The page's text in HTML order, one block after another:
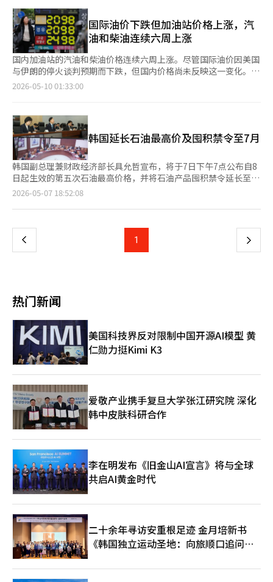
性，本周维持第六次石油最高价格不变。政府将全力以赴稳定和恢
复民生经济，同时积极准备战争后的经济正常化和大跃进。” 会
议上讨论了民生物价稳定及减轻市民负担的方案。政府计划投入1
万亿韩元用于农产品、海产品的折扣、减轻基本生活费用负担以及
支持受高油价影响的小商户，目标是在下半年将消费者物价上涨率
控制在3%以内。 作为其中一部分，政府将在7月至8月期间开展历
史上最大规模的农产品、海产品支持项目的折扣活动。为了稳定鸡
蛋价格，还决定将新鲜鸡蛋的进口量扩大至六倍，额外进口2亿
主要公共费用，并将LPG丁烷销售附加税临时免除至年底。使用煤
油和LPG的能源补助家庭将额外获得14万7000韩元的补助。 为了
支持受高油价影响的小商户，政府将“希望Dream”小商户贷款
规模从原来的1.5万亿韩元增加至3万亿韩元，翻倍增加。同时，将
加强对良心价格商户的额外折扣和现金返还等激励措施。 具副总
理表示：“今天将公布的高物价应对方案之后，针对高汇率造成的
中小企业损失的支持对策也将尽快制定并公布。”
压力也在加大。”他表示：“政府将以高度警觉，努力维护市场秩
序，尽最大努力实现物价稳定和减轻民生负担。” 政府决定于22
日0时起实施的第六次石油最高价格，将于当天下午7时公布。具副
总理解释称：“将综合考虑国际油价走势和民生、财政负担等因素
作出决定。” 原定于本月底结束的油税减免措施也将延长至7月
底。此举旨在尽量减轻因中东战争长期化导致的国际油价波动带来
的油费负担。 会议上还讨论了加强物价稳定措施实效性的方法。
政府决定推动修订物价稳定法，以加强对违反物价稳定措施的处罚
价稳定法，以更迅速地流通供需紧张的商品，并彻底追缴非法收
益，从而提高物价稳定措施的实效性。” 政府计划在发现违反物
价稳定措施的情况下，施加处置命令和强制执行罚款，并在紧急供
应需要时，立即出售被扣押的物品。此外，还将设立超出不当收益
的罚款和举报奖励制度，以增强民间监督功能。 具副总理强
调：“将立即着手修订相关物价稳定法施行令，并尽快推动法律修
订。” 当天还公布了对7家制粉企业的面粉供应价格串通调查结
果。公平交易委员会决定对面粉价格串通处以6710亿韩元的历史
最高罚款。政府将集中检查中东战争导致的原材料成本上涨是否被
国际油价下跌但加油站价格上涨，汽
油和柴油连续六周上涨
国内加油站的汽油和柴油价格连续六周上涨。尽管国际油价因美国
与伊朗的停火谈判预期而下跌，但国内价格尚未反映这一变化。
根据9日联合新闻社和韩国石油公社油价信息系统Opinet的数据，
2005.4韩元。 地区汽油价格方面，首尔为每升2051韩元，最高；
大邱为1995.8韩元，最低。品牌方面，SK能源的价格为每升
2016.8韩元，最贵；而廉价加油站的价格为每升1993.6韩元，最便
宜。 国际油价出现下跌。作为进口原油价格基准的迪拜原油每桶
价格为102.7美元，比上周下降4.8美元。国际汽车用柴油价格也下
降15.4美元，降至157美元。然而，国际汽油价格上涨2.1美元，达
到131.8美元。 本周国际油价因美国与伊朗停火协议进展的预期受
到下行压力，但由于两国间的武力冲突报道，跌幅受到限制。国际
油价的波动通常需要2至3周的时间才能反映在国内加油站价格上。
最高价格维持在汽油每升1934韩元，柴油1923韩元，灯油1530韩
元。 ※ 本报道经人工智能（AI）系统翻译与编辑。
2026-05-10 01:33:00
韩国延长石油最高价及囤积禁令至7月
韩国副总理兼财政经济部长具允哲宣布，将于7日下午7点公布自8
日起生效的第五次石油最高价格，并将石油产品囤积禁令延长至7
月。他强调将引入罚款等制度改进措施。具允哲在政府世宗办公楼
虑国际油价走势、石油消费量以及财政和民生负担。他指出，为防
并计划通过引入罚款和奖励制度提高物价稳定措施的有效性。关于
近期物价情况，他评价称，尽管中东战争影响，4月消费者物价涨
定，保持在2%出头的水平。政府将全力管理民生物价，每日检查
石油、农产品、加工食品和生活必需品等，并与食品行业合作，在
5月开展4300多种商品的折扣活动。作为改善关税制度的后续措
施，政府计划加强对进口农水产品价格稳定的全程检查，并推进相
关法律修订，包括附加税征收和命令撤销。此外，政府将扩大对中
东战争影响商品的进口通关支持，加强对石油和石脑油等主要商品
的审查，并支持进口来源多元化。简化加拿大原油的优惠税率适用
程序，力争每年最多获得3300万桶。在医疗产品供应稳定措施方
面，将对注射器等必需医疗物品进行囤积特别检查，并优先供应血
液透析等必需领域。具允哲表示，尽管中东战争长期化带来不确定
性，但政府将构筑民生经济的防波堤，全力确保能源和食品等生活
必需品的价格和供应稳定。※ 本报道经人工智能（AI）系统翻译与
编辑。
2026-05-07 18:52:08
上
页
1 下
热门新闻
美国科技界反对限制中国开源AI模型 黄
仁勋力挺Kimi K3
爱敬产业携手复旦大学张江研究院 深化
韩中皮肤科研合作
李在明发布《旧金山AI宣言》将与全球
共启AI黄金时代
二十余年寻访安重根足迹 金月培新书
《韩国独立运动圣地：向旅顺口追问历